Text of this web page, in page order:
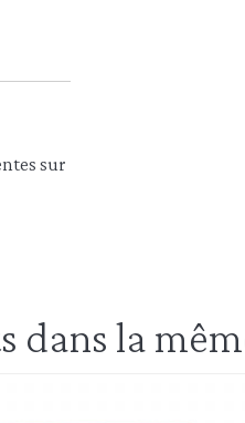
sur
dans la